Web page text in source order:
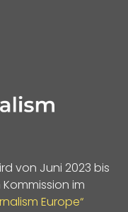
von Juni 2023 bis
im
Europe“